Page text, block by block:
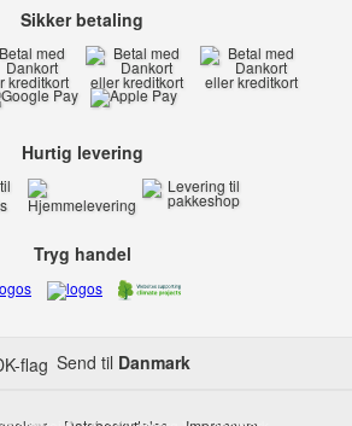
Send til Danmark
Sikker betaling
Hurtig levering
Tryg handel